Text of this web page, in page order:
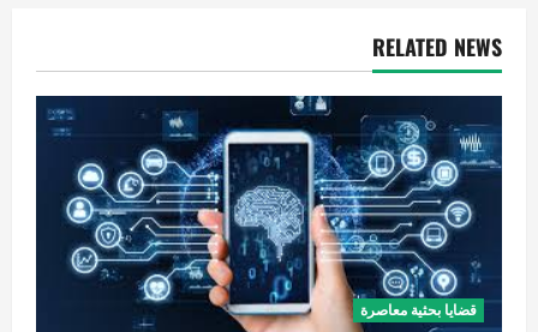
ق
ا
ل
ت
RELATED NEWS
قضايا بحثية معاصرة